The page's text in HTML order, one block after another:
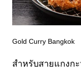
Gold Curry Bangkok
สำหรับสายแกงก